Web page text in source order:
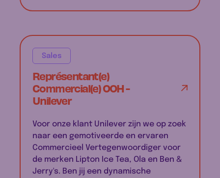
Sales
Représentant(e)
Commercial(e) OOH -
Unilever
Voor onze klant Unilever zijn we op zoek
naar een gemotiveerde en ervaren
Commercieel Vertegenwoordiger voor
de merken Lipton Ice Tea, Ola en Ben &
Jerry's. Ben jij een dynamische